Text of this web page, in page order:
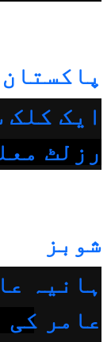
پاکستان
ایک کلک
رزلٹ
شوبز
ہانیہ
عامر کی